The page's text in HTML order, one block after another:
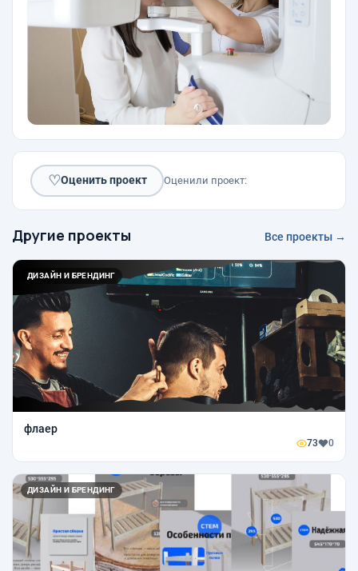
♡Оценить проект Оценили проект:
Другие проекты Все проекты →
ДИЗАЙН И БРЕНДИНГ
флаер
73 0
ДИЗАЙН И БРЕНДИНГ